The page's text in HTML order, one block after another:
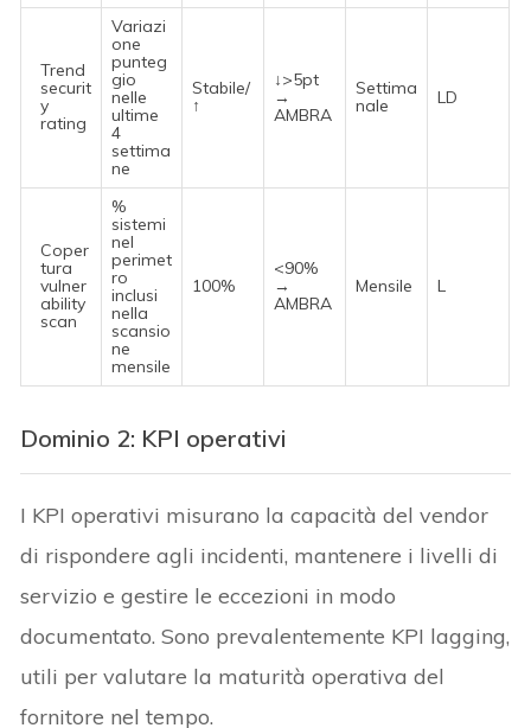
Trend
securit
y
rating
Variazi
one
punteg
gio
nelle
ultime
4
settima
ne
Stabile/
↑
↓>5pt
→
AMBRA
Settima
nale
LD
Coper
tura
vulner
ability
scan
%
sistemi
nel
perimet
ro
inclusi
nella
scansio
ne
mensile
100%
<90%
→
AMBRA
Mensile L
Dominio 2: KPI operativi
I KPI operativi misurano la capacità del vendor
di rispondere agli incidenti, mantenere i livelli di
servizio e gestire le eccezioni in modo
documentato. Sono prevalentemente KPI lagging,
utili per valutare la maturità operativa del
fornitore nel tempo.